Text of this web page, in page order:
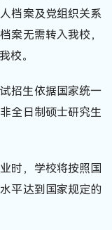
档案及党组织关系
案无需转入我校，
校。
招生依据国家统一
全日制硕士研究生
时，学校将按照国
平达到国家规定的